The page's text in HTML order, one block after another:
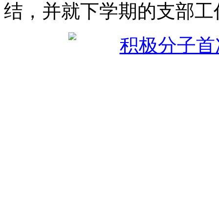
结，并就下学期的支部